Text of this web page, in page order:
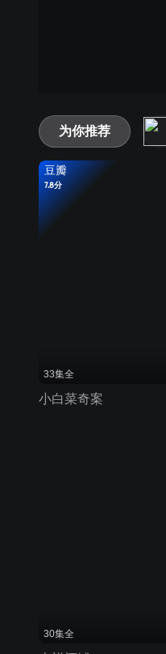
为你推荐
豆瓣
7.8分
33集全
小白菜奇案
30集全